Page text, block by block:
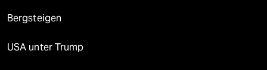
Bergsteigen
USA unter Trump